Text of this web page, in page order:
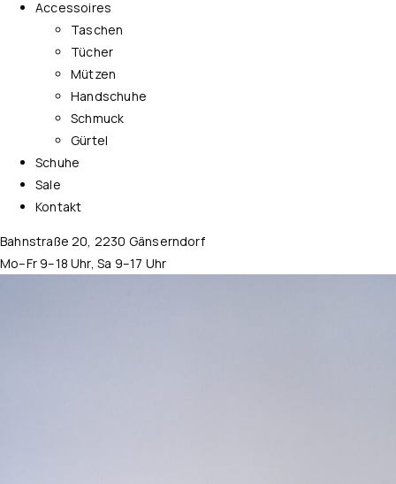
Accessoires
Taschen
Tücher
Mützen
Handschuhe
Schmuck
Gürtel
Schuhe
Sale
Kontakt
Bahnstraße 20, 2230 Gänserndorf
Mo–Fr 9–18 Uhr, Sa 9–17 Uhr